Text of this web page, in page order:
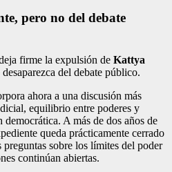
pero no del debate
firme la expulsión de Kattya
del debate público.
ahora a una discusión más
equilibrio entre poderes y
A más de dos años de
queda prácticamente cerrado
sobre los límites del poder
continúan abiertas.